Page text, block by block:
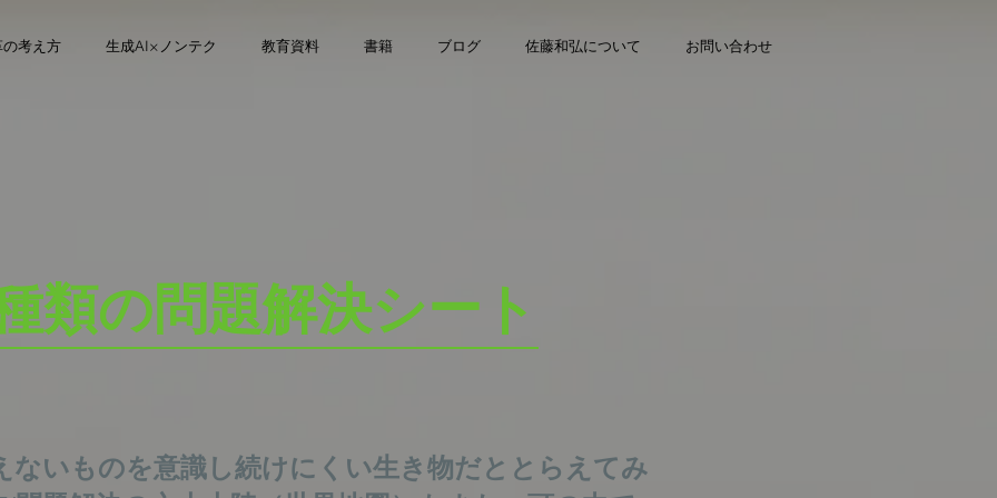
考え方 生成AI×ノンテク 教育資料 書籍 ブログ 佐藤和弘について お問い合わせ
類の問題解決シート
ないものを意識し続けにくい生き物だととらえてみ